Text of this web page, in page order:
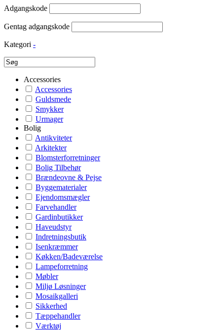
Adgangskode
Gentag adgangskode
Kategori -
Accessories
Accessories
Guldsmede
Smykker
Urmager
Bolig
Antikviteter
Arkitekter
Blomsterforretninger
Bolig Tilbehør
Brændeovne & Pejse
Byggematerialer
Ejendomsmægler
Farvehandler
Gardinbutikker
Haveudstyr
Indretningsbutik
Isenkræmmer
Køkken/Badeværelse
Lampeforretning
Møbler
Miljø Løsninger
Mosaikgalleri
Sikkerhed
Tæppehandler
Værktøj